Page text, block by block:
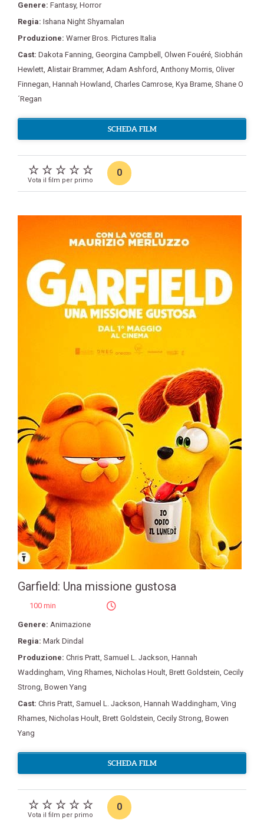
Genere: Fantasy, Horror
Regia: Ishana Night Shyamalan
Produzione: Warner Bros. Pictures Italia
Cast: Dakota Fanning, Georgina Campbell , Olwen Fouéré, Siobhán
Hewlett, Alistair Brammer, Adam Ashford, Anthony Morris, Oliver
Finnegan, Hannah Howland, Charles Camrose, Kya Brame, Shane O
´Regan
SCHEDA FILM
Vota il film per primo
0
Garfield: Una missione gustosa
100 min
Genere: Animazione
Regia: Mark Dindal
Produzione: Chris Pratt, Samuel L. Jackson, Hannah
Waddingham, Ving Rhames, Nicholas Hoult, Brett Goldstein, Cecily
Strong, Bowen Yang
Cast: Chris Pratt, Samuel L. Jackson, Hannah Waddingham, Ving
Rhames, Nicholas Hoult, Brett Goldstein, Cecily Strong, Bowen
Yang
SCHEDA FILM
Vota il film per primo
0